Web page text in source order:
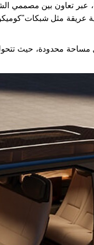
عبر تعاون بين مصممي
عريقة مثل
مساحة محدودة، حيث